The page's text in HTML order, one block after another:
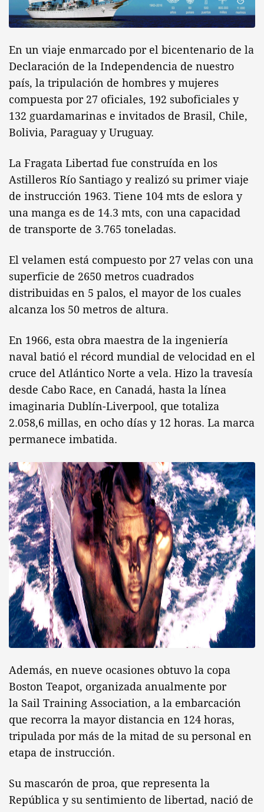
En un viaje enmarcado por el bicentenario de la
Declaración de la Independencia de nuestro
país, la tripulación de hombres y mujeres
compuesta por 27 oficiales, 192 suboficiales y
132 guardamarinas e invitados de Brasil, Chile,
Bolivia, Paraguay y Uruguay.
La Fragata Libertad fue construída en los
Astilleros Río Santiago y realizó su primer viaje
de instrucción 1963. Tiene 104 mts de eslora y
una manga es de 14.3 mts, con una capacidad
de transporte de 3.765 toneladas.
El velamen está compuesto por 27 velas con una
superficie de 2650 metros cuadrados
distribuidas en 5 palos, el mayor de los cuales
alcanza los 50 metros de altura.
En 1966, esta obra maestra de la ingeniería
naval batió el récord mundial de velocidad en el
cruce del Atlántico Norte a vela. Hizo la travesía
desde Cabo Race, en Canadá, hasta la línea
imaginaria Dublín-Liverpool, que totaliza
2.058,6 millas, en ocho días y 12 horas. La marca
permanece imbatida.
Además, en nueve ocasiones obtuvo la copa
Boston Teapot, organizada anualmente por
la Sail Training Association, a la embarcación
que recorra la mayor distancia en 124 horas,
tripulada por más de la mitad de su personal en
etapa de instrucción.
Su mascarón de proa, que representa la
República y su sentimiento de libertad, nació de